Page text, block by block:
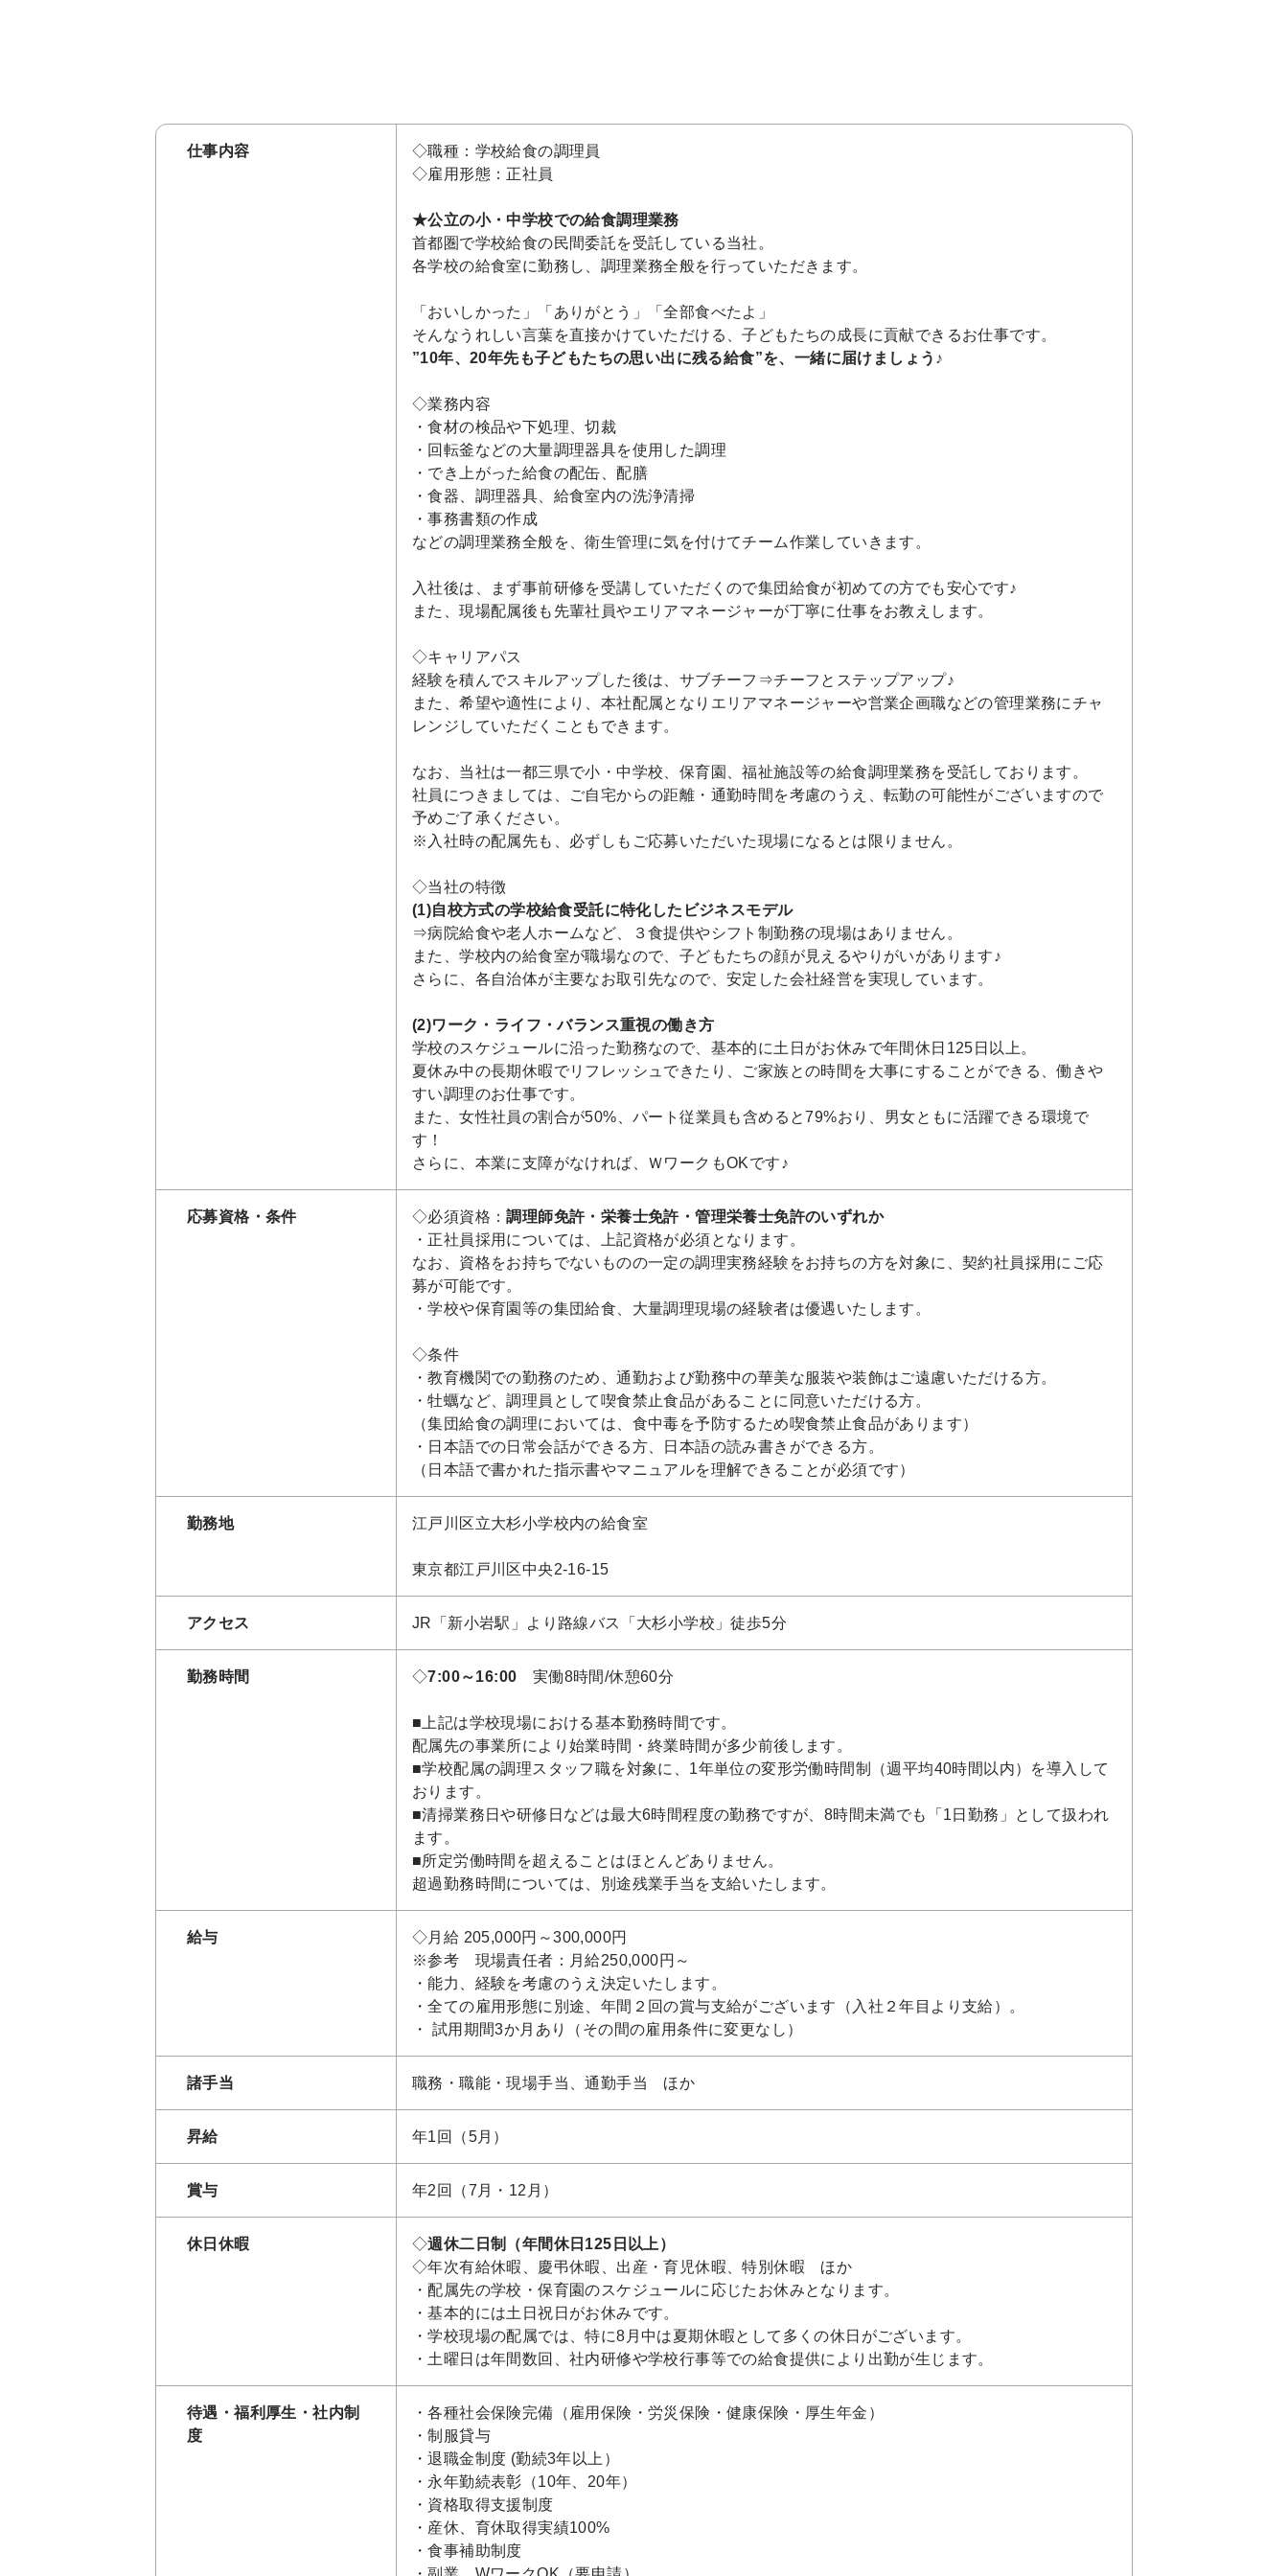
仕事内容
◇職種：学校給食の調理員
◇雇用形態：正社員
★公立の小・中学校での給食調理業務
首都圏で学校給食の民間委託を受託している当社。
各学校の給食室に勤務し、調理業務全般を行っていただきます。
「おいしかった」「ありがとう」「全部食べたよ」
そんなうれしい言葉を直接かけていただける、子どもたちの成長に貢献できるお仕事です。
”10年、20年先も子どもたちの思い出に残る給食”を、一緒に届けましょう♪
◇業務内容
・食材の検品や下処理、切裁
・回転釜などの大量調理器具を使用した調理
・でき上がった給食の配缶、配膳
・食器、調理器具、給食室内の洗浄清掃
・事務書類の作成
などの調理業務全般を、衛生管理に気を付けてチーム作業していきます。
入社後は、まず事前研修を受講していただくので集団給食が初めての方でも安心です♪
また、現場配属後も先輩社員やエリアマネージャーが丁寧に仕事をお教えします。
◇キャリアパス
経験を積んでスキルアップした後は、サブチーフ⇒チーフとステップアップ♪
また、希望や適性により、本社配属となりエリアマネージャーや営業企画職などの管理業務にチャ
レンジしていただくこともできます。
なお、当社は一都三県で小・中学校、保育園、福祉施設等の給食調理業務を受託しております。
社員につきましては、ご自宅からの距離・通勤時間を考慮のうえ、転勤の可能性がございますので
予めご了承ください。
※入社時の配属先も、必ずしもご応募いただいた現場になるとは限りません。
◇当社の特徴
(1)自校方式の学校給食受託に特化したビジネスモデル
⇒病院給食や老人ホームなど、３食提供やシフト制勤務の現場はありません。
また、学校内の給食室が職場なので、子どもたちの顔が見えるやりがいがあります♪
さらに、各自治体が主要なお取引先なので、安定した会社経営を実現しています。
(2)ワーク・ライフ・バランス重視の働き方
学校のスケジュールに沿った勤務なので、基本的に土日がお休みで年間休日125日以上。
夏休み中の長期休暇でリフレッシュできたり、ご家族との時間を大事にすることができる、働きや
すい調理のお仕事です。
また、女性社員の割合が50%、パート従業員も含めると79%おり、男女ともに活躍できる環境で
す！
さらに、本業に支障がなければ、ＷワークもOKです♪
応募資格・条件 ◇必須資格：調理師免許・栄養士免許・管理栄養士免許のいずれか
・正社員採用については、上記資格が必須となります。
なお、資格をお持ちでないものの一定の調理実務経験をお持ちの方を対象に、契約社員採用にご応
募が可能です。
・学校や保育園等の集団給食、大量調理現場の経験者は優遇いたします。
◇条件
・教育機関での勤務のため、通勤および勤務中の華美な服装や装飾はご遠慮いただける方。
・牡蠣など、調理員として喫食禁止食品があることに同意いただける方。
（集団給食の調理においては、食中毒を予防するため喫食禁止食品があります）
・日本語での日常会話ができる方、日本語の読み書きができる方。
（日本語で書かれた指示書やマニュアルを理解できることが必須です）
勤務地 江戸川区立大杉小学校内の給食室
東京都江戸川区中央2-16-15
アクセス JR「新小岩駅」より路線バス「大杉小学校」徒歩5分
勤務時間 ◇7:00～16:00 実働8時間/休憩60分
■上記は学校現場における基本勤務時間です。
配属先の事業所により始業時間・終業時間が多少前後します。
■学校配属の調理スタッフ職を対象に、1年単位の変形労働時間制（週平均40時間以内）を導入して
おります。
■清掃業務日や研修日などは最大6時間程度の勤務ですが、8時間未満でも「1日勤務」として扱われ
ます。
■所定労働時間を超えることはほとんどありません。
超過勤務時間については、別途残業手当を支給いたします。
給与
◇月給 205,000円～300,000円
※参考 現場責任者：月給250,000円～
・能力、経験を考慮のうえ決定いたします。
・全ての雇用形態に別途、年間２回の賞与支給がございます（入社２年目より支給）。
・ 試用期間3か月あり（その間の雇用条件に変更なし）
諸手当 職務・職能・現場手当、通勤手当 ほか
昇給 年1回（5月）
賞与 年2回（7月・12月）
休日休暇 ◇週休二日制（年間休日125日以上）
◇年次有給休暇、慶弔休暇、出産・育児休暇、特別休暇 ほか
・配属先の学校・保育園のスケジュールに応じたお休みとなります。
・基本的には土日祝日がお休みです。
・学校現場の配属では、特に8月中は夏期休暇として多くの休日がございます。
・土曜日は年間数回、社内研修や学校行事等での給食提供により出勤が生じます。
待遇・福利厚生・社内制
度
・各種社会保険完備（雇用保険・労災保険・健康保険・厚生年金）
・制服貸与
・退職金制度 (勤続3年以上）
・永年勤続表彰（10年、20年）
・資格取得支援制度
・産休、育休取得実績100%
・食事補助制度